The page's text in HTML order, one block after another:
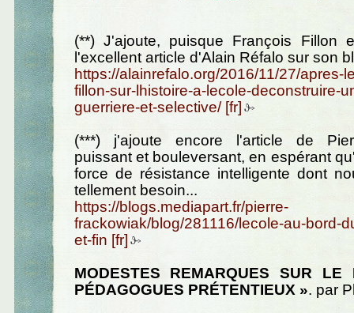
(**) J'ajoute, puisque François Fillon
l'excellent article d'Alain Réfalo sur son
https://alainrefalo.org/2016/11/27/apres-
fillon-sur-lhistoire-a-lecole-deconstruire-
guerriere-et-selective/
(***) j'ajoute encore l'article de
puissant et bouleversant, en espérant
force de résistance intelligente dont
tellement besoin...
https://blogs.mediapart.fr/pierre-
frackowiak/blog/281116/lecole-au-bord-
et-fin
MODESTES REMARQUES SUR
PÉDAGOGUES PRÉTENTIEUX ». par